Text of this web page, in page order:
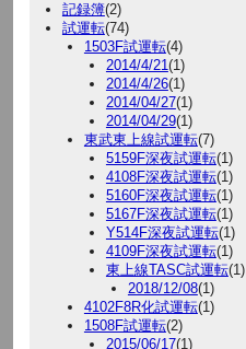
記録簿(2)
試運転(74)
1503F試運転(4)
2014/4/21(1)
2014/4/26(1)
2014/04/27(1)
2014/04/29(1)
東武東上線試運転(7)
5159F深夜試運転(1)
4108F深夜試運転(1)
5160F深夜試運転(1)
5167F深夜試運転(1)
Y514F深夜試運転(1)
4109F深夜試運転(1)
東上線TASC試運転(1)
2018/12/08(1)
4102F8R化試運転(1)
1508F試運転(2)
2015/06/17(1)